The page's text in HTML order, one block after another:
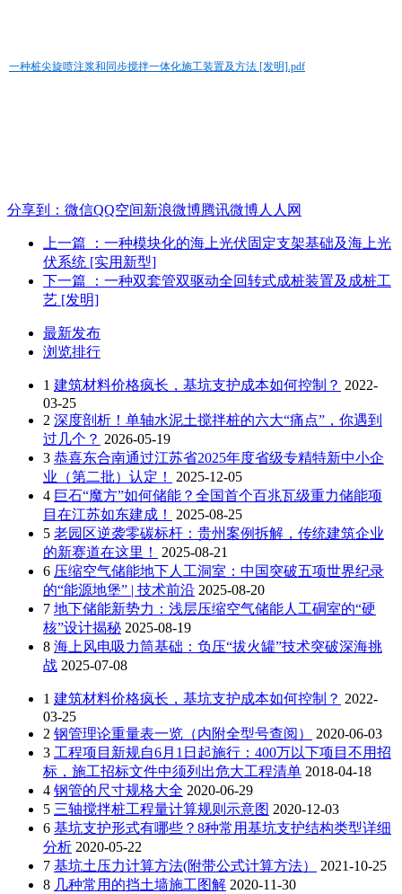
一种桩尖旋喷注浆和同步搅拌一体化施工装置及方法 [发明].pdf
分享到： 微信QQ空间新浪微博腾讯微博人人网
上一篇
：一种模块化的海上光伏固定支架基础及海上光
伏系统 [实用新型]
下一篇
：一种双套管双驱动全回转式成桩装置及成桩工
艺 [发明]
最新发布
浏览排行
1 建筑材料价格疯长，基坑支护成本如何控制？ 2022-
03-25
2 深度剖析！单轴水泥土搅拌桩的六大“痛点”，你遇到
过几个？ 2026-05-19
3 恭喜东合南通过江苏省2025年度省级专精特新中小企
业（第二批）认定！
2025-12-05
4 巨石“魔方”如何储能？全国首个百兆瓦级重力储能项
目在江苏如东建成！
2025-08-25
5 老园区逆袭零碳标杆：贵州案例拆解，传统建筑企业
的新赛道在这里！
2025-08-21
6 压缩空气储能地下人工洞室：中国突破五项世界纪录
的“能源地堡” | 技术前沿 2025-08-20
7 地下储能新势力：浅层压缩空气储能人工硐室的“硬
核”设计揭秘 2025-08-19
8 海上风电吸力筒基础：负压“拔火罐”技术突破深海挑
战 2025-07-08
1 建筑材料价格疯长，基坑支护成本如何控制？ 2022-
03-25
2 钢管理论重量表一览（内附全型号查阅）
2020-06-03
3 工程项目新规自6月1日起施行：400万以下项目不用招
标，施工招标文件中须列出危大工程清单 2018-04-18
4 钢管的尺寸规格大全 2020-06-29
5 三轴搅拌桩工程量计算规则示意图 2020-12-03
6 基坑支护形式有哪些？8种常用基坑支护结构类型详细
分析 2020-05-22
7 基坑土压力计算方法(附带公式计算方法）
2021-10-25
8 几种常用的挡土墙施工图解 2020-11-30